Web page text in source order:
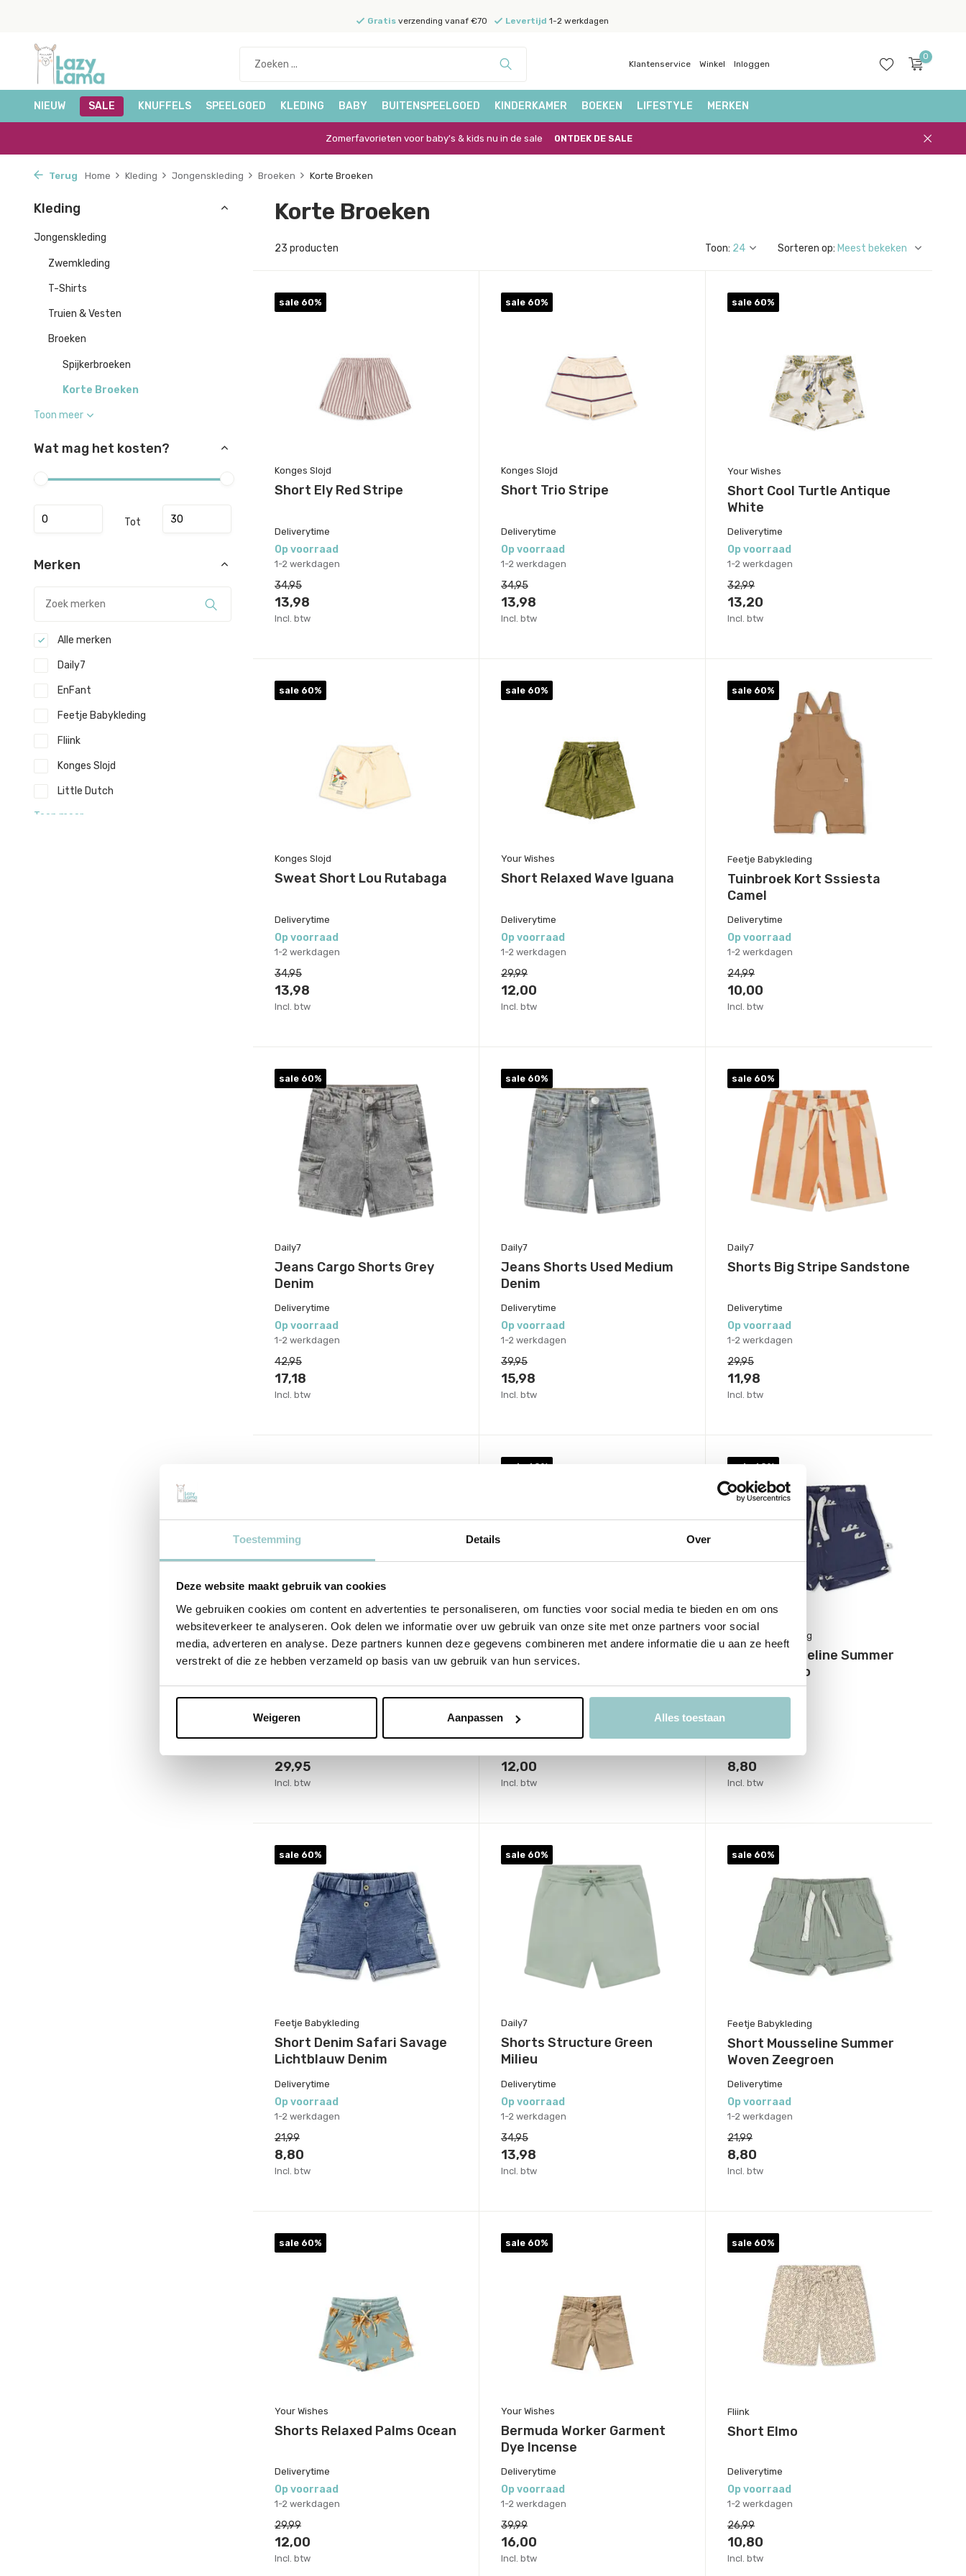
Toestemming Details Over
Deze website maakt gebruik van cookies
We gebruiken cookies om content en advertenties te personaliseren, om functies voor social media te bieden en om ons
websiteverkeer te analyseren. Ook delen we informatie over uw gebruik van onze site met onze partners voor social
media, adverteren en analyse. Deze partners kunnen deze gegevens combineren met andere informatie die u aan ze heeft
verstrekt of die ze hebben verzameld op basis van uw gebruik van hun services.
Weigeren Aanpassen Alles toestaan
Gratisverzending vanaf €70 Levertijd 1-2 werkdagen
Klantenservice Winkel Inloggen
0
NIEUW SALE KNUFFELS SPEELGOED KLEDING BABY BUITENSPEELGOED KINDERKAMER BOEKEN LIFESTYLE MERKEN
Zomerfavorieten voor baby's & kids nu in de sale ONTDEK DE SALE
Terug Home Kleding Jongenskleding Broeken Korte Broeken
Kleding
Jongenskleding
Zwemkleding
T-Shirts
Truien & Vesten
Broeken
Spijkerbroeken
Korte Broeken
Toon meer
Wat mag het kosten?
Tot
Merken
Alle merken
Daily7
EnFant
Feetje Babykleding
Fliink
Konges Slojd
Little Dutch
Toon meer
Korte Broeken
23 producten Toon: Sorteren op:
sale 60%
Konges Slojd
Short Ely Red Stripe
Deliverytime
Op voorraad
1-2 werkdagen
34,95
13,98
Incl. btw
sale 60%
Konges Slojd
Short Trio Stripe
Deliverytime
Op voorraad
1-2 werkdagen
34,95
13,98
Incl. btw
sale 60%
Your Wishes
Short Cool Turtle Antique
White
Deliverytime
Op voorraad
1-2 werkdagen
32,99
13,20
Incl. btw
sale 60%
Konges Slojd
Sweat Short Lou Rutabaga
Deliverytime
Op voorraad
1-2 werkdagen
34,95
13,98
Incl. btw
sale 60%
Your Wishes
Short Relaxed Wave Iguana
Deliverytime
Op voorraad
1-2 werkdagen
29,99
12,00
Incl. btw
sale 60%
Feetje Babykleding
Tuinbroek Kort Sssiesta
Camel
Deliverytime
Op voorraad
1-2 werkdagen
24,99
10,00
Incl. btw
sale 60%
Daily7
Jeans Cargo Shorts Grey
Denim
Deliverytime
Op voorraad
1-2 werkdagen
42,95
17,18
Incl. btw
sale 60%
Daily7
Jeans Shorts Used Medium
Denim
Deliverytime
Op voorraad
1-2 werkdagen
39,95
15,98
Incl. btw
sale 60%
Daily7
Shorts Big Stripe Sandstone
Deliverytime
Op voorraad
1-2 werkdagen
29,95
11,98
Incl. btw
Little Dutch
Shirt en Short Set Ocean
29,95
Incl. btw
sale 60%
Your Wishes
Short Cargo Iguana
Deliverytime
Op voorraad
12,00
Incl. btw
sale 60%
Feetje Babykleding
Short Mousseline Summer
Woven Indigo
Deliverytime
8,80
Incl. btw
sale 60%
Feetje Babykleding
Short Denim Safari Savage
Lichtblauw Denim
Deliverytime
Op voorraad
1-2 werkdagen
21,99
8,80
Incl. btw
sale 60%
Daily7
Shorts Structure Green
Milieu
Deliverytime
Op voorraad
1-2 werkdagen
34,95
13,98
Incl. btw
sale 60%
Feetje Babykleding
Short Mousseline Summer
Woven Zeegroen
Deliverytime
Op voorraad
1-2 werkdagen
21,99
8,80
Incl. btw
sale 60%
Your Wishes
Shorts Relaxed Palms Ocean
Deliverytime
Op voorraad
1-2 werkdagen
29,99
12,00
Incl. btw
sale 60%
Your Wishes
Bermuda Worker Garment
Dye Incense
Deliverytime
Op voorraad
1-2 werkdagen
39,99
16,00
Incl. btw
sale 60%
Fliink
Short Elmo
Deliverytime
Op voorraad
1-2 werkdagen
26,99
10,80
Incl. btw